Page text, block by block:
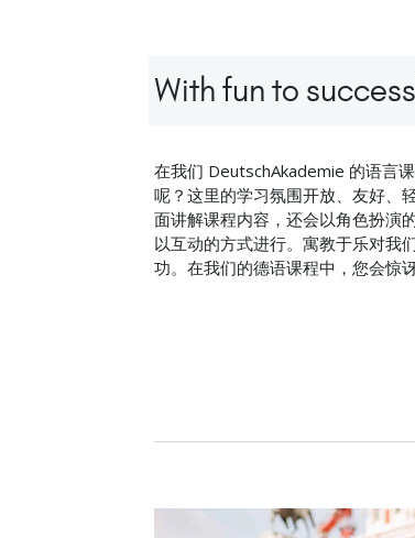
With fun to
在我们 DeutschAkademie 的语言
呢？这里的学习氛围开放、友好、
面讲解课程内容，还会以角色扮演
以互动的方式进行。寓教于乐对我
功。在我们的德语课程中，您会惊